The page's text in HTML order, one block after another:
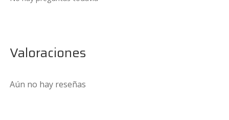
Valoraciones
Aún no hay reseñas